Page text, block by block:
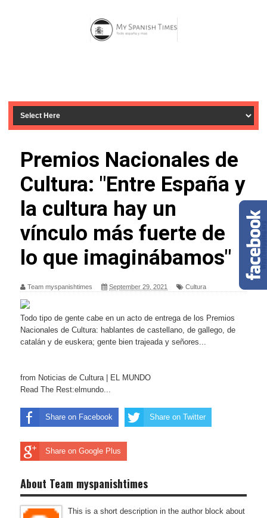
Premios Nacionales de
Cultura: "Entre España y
la cultura hay un
vínculo más fuerte de
lo que imaginábamos"
Team myspanishtimes September 29, 2021 Cultura
Todo tipo de gente cabe en un acto de entrega de los Premios
Nacionales de Cultura: hablantes de castellano, de gallego, de
catalán y de euskera; gente bien trajeada y señores...
from Noticias de Cultura | EL MUNDO
Read The Rest:elmundo...
Share on Facebook Share on Twitter
Share on Google Plus
About Team myspanishtimes
This is a short description in the author block about